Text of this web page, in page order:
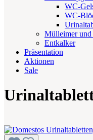
WC-
WC-
Mülleimer
Entkalker
Präsentation
Aktionen
Sale